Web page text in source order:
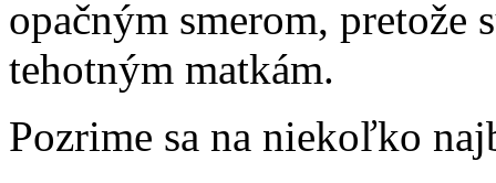
opačným smerom, pretože
tehotným matkám.
Pozrime sa na niekoľko